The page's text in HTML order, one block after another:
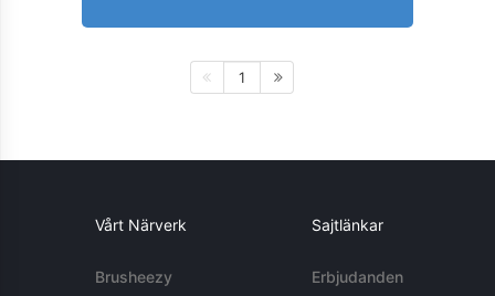
1
Vårt Närverk
Brusheezy
Sajtlänkar
Erbjudanden